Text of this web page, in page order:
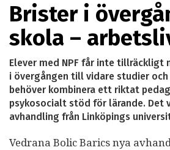
Brister i
skola –
Elever med NPF får inte tillräckligt
i övergången till vidare studier
behöver kombinera ett riktat
psykosocialt stöd för lärande. Det
avhandling från Linköpings
Vedrana Bolic Barics nya